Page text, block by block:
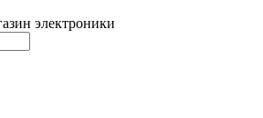
электроники